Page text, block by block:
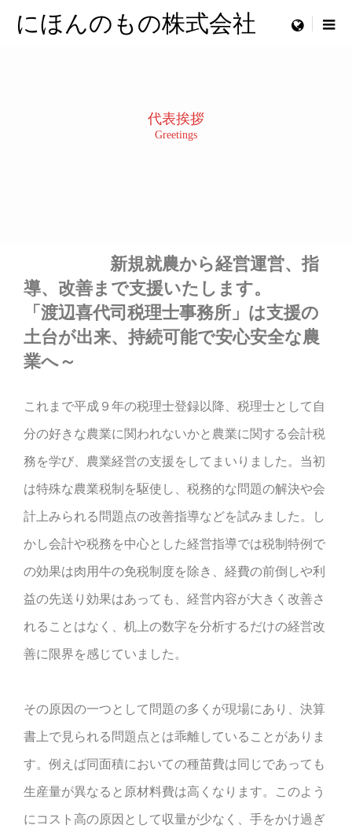
にほんのもの株式会社 menu
代表挨拶
Greetings
新規就農から経営運営、指
導、改善まで支援いたします。
「渡辺喜代司税理士事務所」は支援の
土台が出来、持続可能で安心安全な農
業へ～
これまで平成９年の税理士登録以降、税理士として自
分の好きな農業に関われないかと農業に関する会計税
務を学び、農業経営の支援をしてまいりました。当初
は特殊な農業税制を駆使し、税務的な問題の解決や会
計上みられる問題点の改善指導などを試みました。し
かし会計や税務を中心とした経営指導では税制特例で
の効果は肉用牛の免税制度を除き、経費の前倒しや利
益の先送り効果はあっても、経営内容が大きく改善さ
れることはなく、机上の数字を分析するだけの経営改
善に限界を感じていました。
その原因の一つとして問題の多くが現場にあり、決算
書上で見られる問題点とは乖離していることがありま
す。例えば同面積においての種苗費は同じであっても
生産量が異なると原材料費は高くなります。このよう
にコスト高の原因として収量が少なく、手をかけ過ぎ